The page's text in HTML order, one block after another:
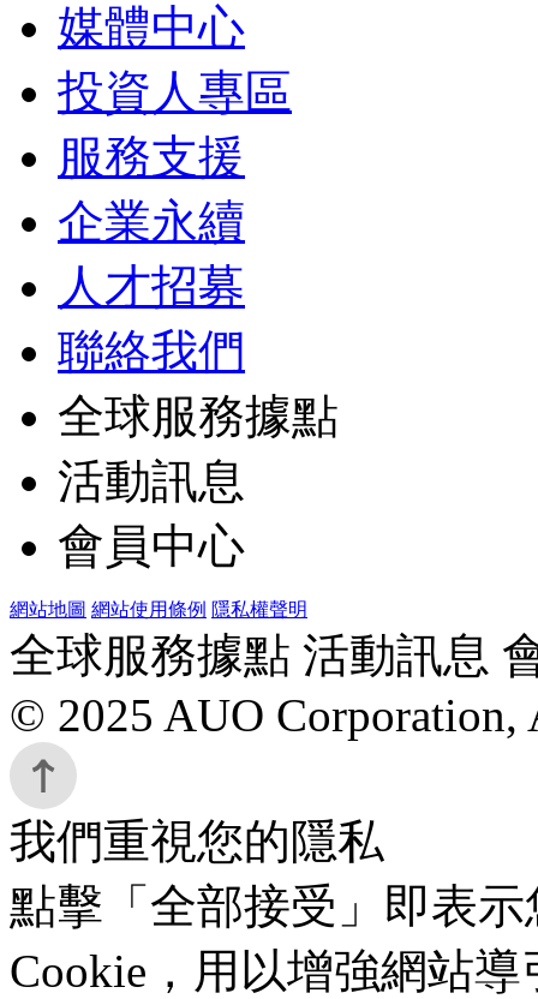
媒體中心
投資人專區
服務支援
企業永續
人才招募
聯絡我們
全球服務據點
活動訊息
會員中心
網站地圖 網站使用條例 隱私權聲明
全球服務據點 活動訊息
© 2025 AUO Corporation,
我們重視您的隱私
點擊「全部接受」即表
Cookie，用以增強網站